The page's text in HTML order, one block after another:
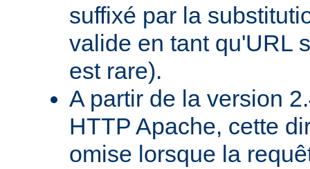
suffixé par la
valide en tant qu'URL
est rare).
A partir de la version
HTTP Apache, cette
omise lorsque la